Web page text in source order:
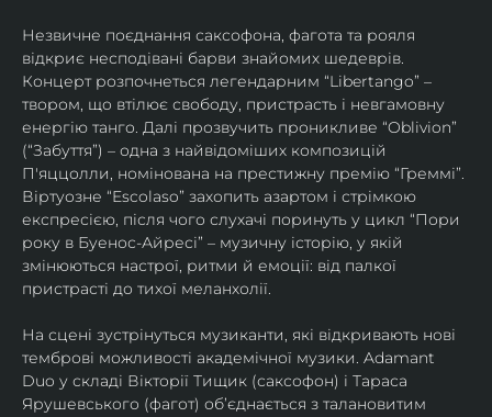
Незвичне поєднання саксофона, фагота та рояля
відкриє несподівані барви знайомих шедеврів.
Концерт розпочнеться легендарним “Libertango” –
твором, що втілює свободу, пристрасть і невгамовну
енергію танго. Далі прозвучить проникливе “Oblivion”
(“Забуття”) – одна з найвідоміших композицій
П'яццолли, номінована на престижну премію “Греммі”.
Віртуозне “Escolaso” захопить азартом і стрімкою
експресією, після чого слухачі поринуть у цикл “Пори
року в Буенос-Айресі” – музичну історію, у якій
змінюються настрої, ритми й емоції: від палкої
пристрасті до тихої меланхолії.
На сцені зустрінуться музиканти, які відкривають нові
темброві можливості академічної музики. Adamant
Duo у складі Вікторії Тищик (саксофон) і Тараса
Ярушевського (фагот) об’єднається з талановитим